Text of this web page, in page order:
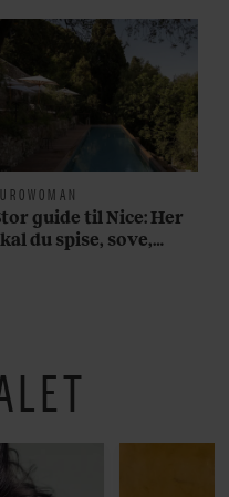
guide til Nice: Her
du spise, sove,